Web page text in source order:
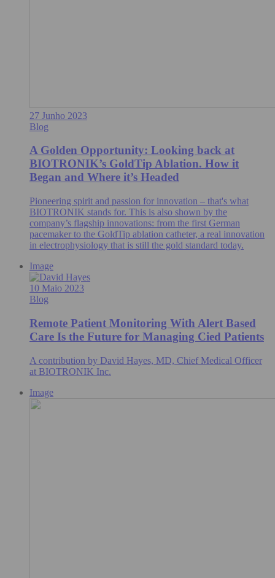
27 Junho 2023
Blog
A Golden Opportunity: Looking back at
BIOTRONIK’s GoldTip Ablation. How it
Began and Where it’s Headed
Pioneering spirit and passion for innovation – that's what
BIOTRONIK stands for. This is also shown by the
company’s flagship innovations: from the first German
pacemaker to the GoldTip ablation catheter, a real innovation
in electrophysiology that is still the gold standard today.
Image
10 Maio 2023
Blog
Remote Patient Monitoring With Alert Based
Care Is the Future for Managing Cied Patients
A contribution by David Hayes, MD, Chief Medical Officer
at BIOTRONIK Inc.
Image